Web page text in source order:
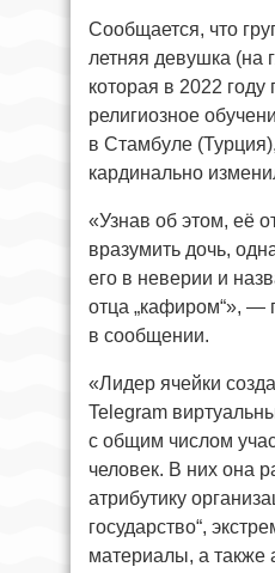
Сообщается, что
летняя девушка (на
которая в 2022 году
религиозное
в Стамбуле
кардинально
«Узнав об этом, её
вразумить дочь,
его в неверии и
отца „кафиром“», —
в сообщении.
«Лидер ячейки
Telegram
с общим числом
человек. В них она
атрибутику
государство“,
материалы, а также